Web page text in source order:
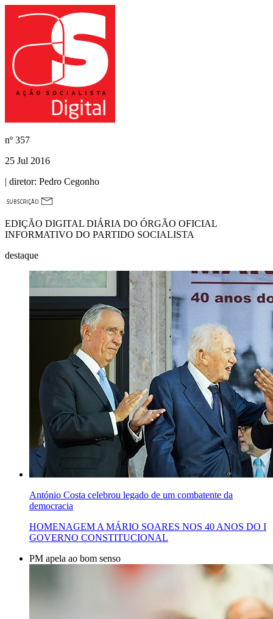
nº 357
25 Jul 2016
| diretor: Pedro Cegonho
EDIÇÃO DIGITAL DIÁRIA DO ÓRGÃO OFICIAL
INFORMATIVO DO PARTIDO SOCIALISTA
destaque
António Costa celebrou legado de um combatente da
democracia
HOMENAGEM A MÁRIO SOARES NOS 40 ANOS DO I
GOVERNO CONSTITUCIONAL
PM apela ao bom senso